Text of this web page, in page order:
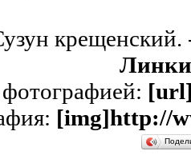
[img]http://